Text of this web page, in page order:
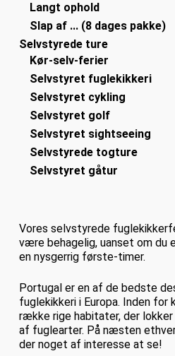
Langt ophold
Slap af ... (8 dages pakke)
Selvstyrede ture
Kør-selv-ferier
Selvstyret fuglekikkeri
Selvstyret cykling
Selvstyret golf
Selvstyret sightseeing
Selvstyrede togture
Selvstyret gåtur
Vores selvstyrede
være behagelig, uanset om du
en nysgerrig første-timer.
Portugal er en af de bedste
fuglekikkeri i Europa. Inden for
række rige habitater, der
af fuglearter. På næsten
der noget af interesse at se!